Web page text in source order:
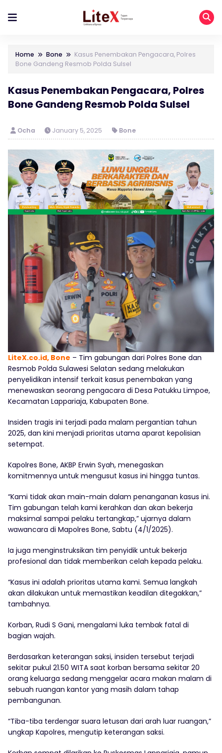
Home Bone
Kasus Penembakan Pengacara, Polres
Bone Gandeng Resmob Polda Sulsel
Kasus Penembakan Pengacara, Polres
Bone Gandeng Resmob Polda Sulsel
Ocha January 5, 2025 Bone
LiteX.co.id, Bone – Tim gabungan dari Polres Bone dan
Resmob Polda Sulawesi Selatan sedang melakukan
penyelidikan intensif terkait kasus penembakan yang
menewaskan seorang pengacara di Desa Patukku Limpoe,
Kecamatan Lappariaja, Kabupaten Bone.
Insiden tragis ini terjadi pada malam pergantian tahun
2025, dan kini menjadi prioritas utama aparat kepolisian
setempat.
Kapolres Bone, AKBP Erwin Syah, menegaskan
komitmennya untuk mengusut kasus ini hingga tuntas.
“Kami tidak akan main-main dalam penanganan kasus ini.
Tim gabungan telah kami kerahkan dan akan bekerja
maksimal sampai pelaku tertangkap,” ujarnya dalam
wawancara di Mapolres Bone, Sabtu (4/1/2025).
Ia juga menginstruksikan tim penyidik untuk bekerja
profesional dan tidak memberikan celah kepada pelaku.
“Kasus ini adalah prioritas utama kami. Semua langkah
akan dilakukan untuk memastikan keadilan ditegakkan,”
tambahnya.
Korban, Rudi S Gani, mengalami luka tembak fatal di
bagian wajah.
Berdasarkan keterangan saksi, insiden tersebut terjadi
sekitar pukul 21.50 WITA saat korban bersama sekitar 20
orang keluarga sedang menggelar acara makan malam di
sebuah ruangan kantor yang masih dalam tahap
pembangunan.
“Tiba-tiba terdengar suara letusan dari arah luar ruangan,”
ungkap Kapolres, mengutip keterangan saksi.